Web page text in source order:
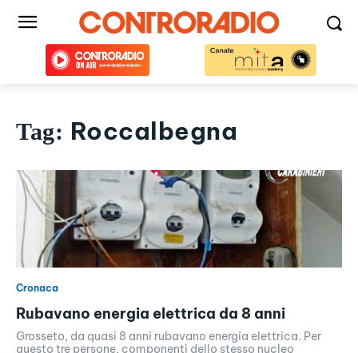
Tag: Roccalbegna
Cronaca
Rubavano energia elettrica da 8 anni
Grosseto, da quasi 8 anni rubavano energia elettrica. Per
questo tre persone, componenti dello stesso nucleo